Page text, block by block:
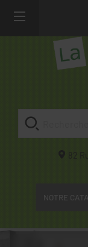
82
NOTRE